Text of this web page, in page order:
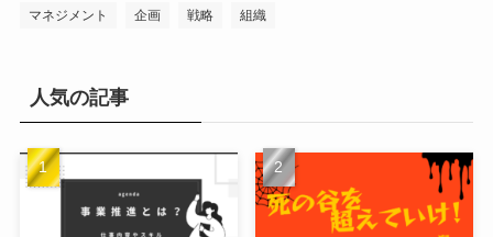
マネジメント 企画 戦略 組織
人気の記事